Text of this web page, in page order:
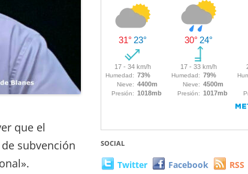
que el
subvención
SOCIAL
Twitter Facebook RSS